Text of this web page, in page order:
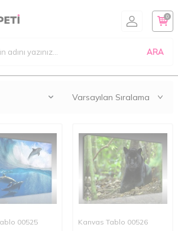
ARA
0
00525 Kanvas Tablo 00526